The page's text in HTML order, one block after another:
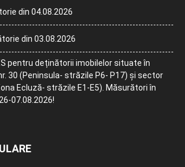
din 04.08.2026
din 03.08.2026
pentru deținătorii imobilelor situate în
30 (Peninsula- străzile P6- P17) și sector
Ecluză- străzile E1-E5). Măsurători în
07.08.2026!